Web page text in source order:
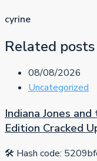
cyrine
Related posts
08/08/2026
Uncategorized
Indiana Jones
Edition Cracked
🛠 Hash code: